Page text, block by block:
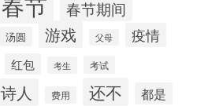
春节期间
汤圆 游戏 父母 疫情
红包 考生 考试
诗人 费用 还不 都是